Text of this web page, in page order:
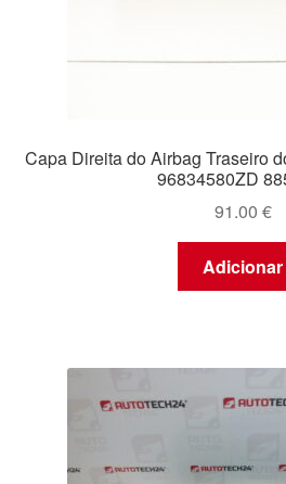
Capa Direita do Airbag Traseiro
96834580ZD
91.00 €
Adicionar